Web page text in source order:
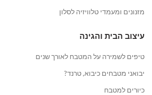
מזנונים ומעמדי טלוויזיה לסלון
עיצוב הבית והגינה
טיפים לשמירה על המטבח לאורך שנים
יבואני מטבחים כיבוא, טרנד?
כיורים למטבח